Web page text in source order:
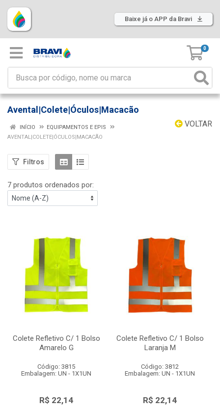
Baixe já o APP da Bravi
0
Avental|Colete|Óculos|Macacão
VOLTAR
INÍCIO
EQUIPAMENTOS E EPIS
AVENTAL|COLETE|ÓCULOS|MACACÃO
Filtros
7 produtos ordenados por:
Colete Refletivo C/ 1 Bolso
Amarelo G
Código: 3815
Embalagem: UN - 1X1UN
R$ 22,14
Colete Refletivo C/ 1 Bolso
Laranja M
Código: 3812
Embalagem: UN - 1X1UN
R$ 22,14